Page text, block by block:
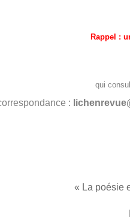
Rappel :
qui
:
« La poésie